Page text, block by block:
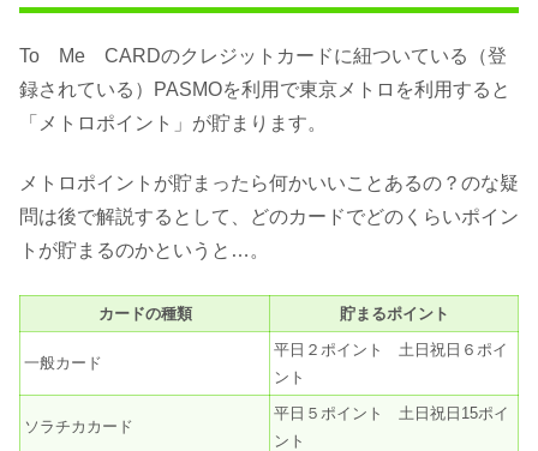
To Me CARDのクレジットカードに紐ついている（登
録されている）PASMOを利用で東京メトロを利用すると
「メトロポイント」が貯まります。
メトロポイントが貯まったら何かいいことあるの？のな疑
問は後で解説するとして、どのカードでどのくらいポイン
トが貯まるのかというと…。
カードの種類 貯まるポイント
一般カード
平日２ポイント 土日祝日６ポイ
ント
ソラチカカード
平日５ポイント 土日祝日15ポイ
ント